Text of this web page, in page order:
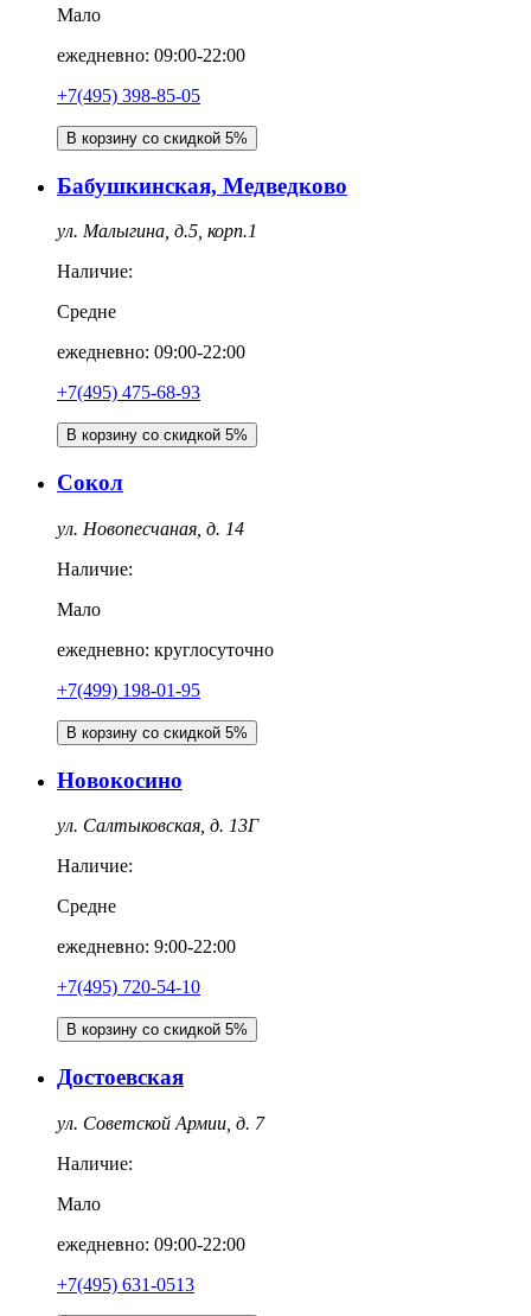
Мало
ежедневно: 09:00-22:00
+7(495) 398-85-05
В корзину со скидкой 5%
Бабушкинская, Медведково
ул. Малыгина, д.5, корп.1
Наличие:
Средне
ежедневно: 09:00-22:00
+7(495) 475-68-93
В корзину со скидкой 5%
Сокол
ул. Новопесчаная, д. 14
Наличие:
Мало
ежедневно: круглосуточно
+7(499) 198-01-95
В корзину со скидкой 5%
Новокосино
ул. Салтыковская, д. 13Г
Наличие:
Средне
ежедневно: 9:00-22:00
+7(495) 720-54-10
В корзину со скидкой 5%
Достоевская
ул. Советской Армии, д. 7
Наличие:
Мало
ежедневно: 09:00-22:00
+7(495) 631-0513